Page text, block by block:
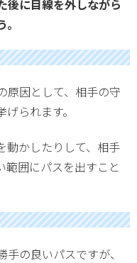
後に目線を外しながら
原因として、相手の守
られます。
動かしたりして、相手
範囲にパスを出すこと
の良いパスですが、